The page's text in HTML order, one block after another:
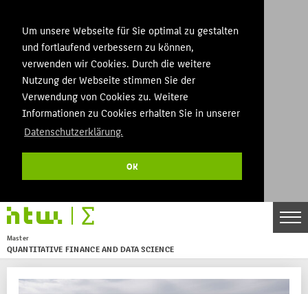
Um unsere Webseite für Sie optimal zu gestalten
und fortlaufend verbessern zu können,
verwenden wir Cookies. Durch die weitere
Nutzung der Webseite stimmen Sie der
Verwendung von Cookies zu. Weitere
Informationen zu Cookies erhalten Sie in unserer
Datenschutzerklärung.
OK
Master
QUANTITATIVE FINANCE AND DATA SCIENCE
Menu
EN
THEMEN